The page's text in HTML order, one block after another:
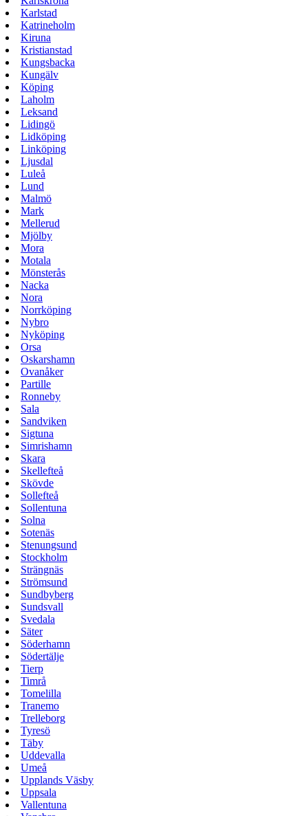
Karlstad
Katrineholm
Kiruna
Kristianstad
Kungsbacka
Kungälv
Köping
Laholm
Leksand
Lidingö
Lidköping
Linköping
Ljusdal
Luleå
Lund
Malmö
Mark
Mellerud
Mjölby
Mora
Motala
Mönsterås
Nacka
Nora
Norrköping
Nybro
Nyköping
Orsa
Oskarshamn
Ovanåker
Partille
Ronneby
Sala
Sandviken
Sigtuna
Simrishamn
Skara
Skellefteå
Skövde
Sollefteå
Sollentuna
Solna
Sotenäs
Stenungsund
Stockholm
Strängnäs
Strömsund
Sundbyberg
Sundsvall
Svedala
Säter
Söderhamn
Södertälje
Tierp
Timrå
Tomelilla
Tranemo
Trelleborg
Tyresö
Täby
Uddevalla
Umeå
Upplands Väsby
Uppsala
Vallentuna